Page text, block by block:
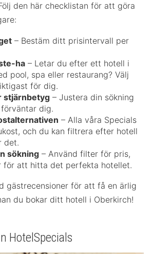
den här checklistan för att göra
– Bestäm ditt prisintervall per
ha – Letar du efter ett hotell i
pool, spa eller restaurang? Välj
för dig.
stjärnbetyg – Justera din sökning
dig.
– Alla våra Specials
och du kan filtrera efter hotell
det.
sökning – Använd filter för pris,
för att hitta det perfekta hotellet.
gästrecensioner för att få en ärlig
du bokar ditt hotell i Oberkirch!
HotelSpecials